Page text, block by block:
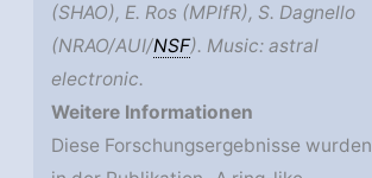
(SHAO), E. Ros (MPIfR), S. Dagnello
(NRAO/AUI/NSF). Music: astral
electronic.
Weitere Informationen
Diese Forschungsergebnisse wurden